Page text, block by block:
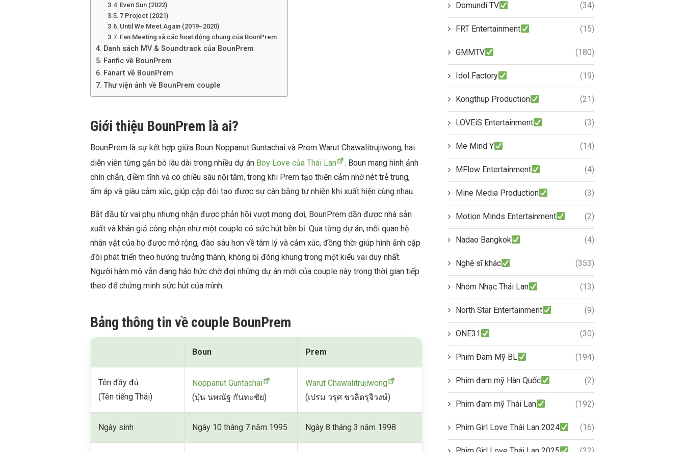
Even Sun (2022)
7 Project (2021)
Until We Meet Again (2019–2020)
Fan Meeting và các hoạt động chung của BounPrem
Danh sách MV & Soundtrack của BounPrem
Fanfic về BounPrem
Fanart về BounPrem
Thư viện ảnh về BounPrem couple
Giới thiệu BounPrem là ai?
BounPrem là sự kết hợp giữa Boun Noppanut Guntachai và Prem Warut Chawalitrujiwong, hai
diễn viên từng gắn bó lâu dài trong nhiều dự án Boy Love của Thái Lan
. Boun mang hình ảnh
chín chắn, điềm tĩnh và có chiều sâu nội tâm, trong khi Prem tạo thiện cảm nhờ nét trẻ trung,
ấm áp và giàu cảm xúc, giúp cặp đôi tạo được sự cân bằng tự nhiên khi xuất hiện cùng nhau.
Bắt đầu từ vai phụ nhưng nhận được phản hồi vượt mong đợi, BounPrem dần được nhà sản
xuất và khán giả công nhận như một couple có sức hút bền bỉ. Qua từng dự án, mối quan hệ
nhân vật của họ được mở rộng, đào sâu hơn về tâm lý và cảm xúc, đồng thời giúp hình ảnh cặp
đôi phát triển theo hướng trưởng thành, không bị đóng khung trong một kiểu vai duy nhất.
Người hâm mộ vẫn đang háo hức chờ đợi những dự án mới của couple này trong thời gian tiếp
theo để chứng minh sức hút của mình.
Bảng thông tin về couple BounPrem
Boun Prem
Tên đầy đủ
(Tên tiếng Thái)
Noppanut Guntachai
(บุ๋น นพณัฐ กันทะชัย)
Warut Chawalitrujiwong
(เปรม วรุศ ชวลิตรุจิวงษ์)
Ngày sinh Ngày 10 tháng 7 năm 1995 Ngày 8 tháng 3 năm 1998
Domundi TV (34)
FRT Entertainment (15)
GMMTV (180)
Idol Factory (19)
Kongthup Production (21)
LOVEiS Entertainment (3)
Me Mind Y (14)
MFlow Entertainment (4)
Mine Media Production (3)
Motion Minds Entertainment (2)
Nadao Bangkok (4)
Nghệ sĩ khác (353)
Nhóm Nhạc Thái Lan (13)
North Star Entertainment (9)
ONE31 (30)
Phim Đam Mỹ BL (194)
Phim đam mỹ Hàn Quốc (2)
Phim đam mỹ Thái Lan (192)
Phim Girl Love Thái Lan 2024 (16)